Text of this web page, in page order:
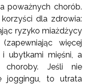
poważnych chorób.
dla zdrowia:
ryzyko miażdżycy
więcej
ubytkami mięśni, a
choroby. Jeśli nie
joggingu, to utrata